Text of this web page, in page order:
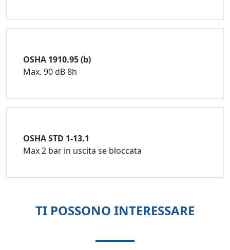
OSHA 1910.95 (b)
Max. 90 dB 8h
OSHA STD 1-13.1
Max 2 bar in uscita se bloccata
TI POSSONO INTERESSARE